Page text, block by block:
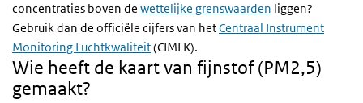
concentraties boven de wettelijke grenswaarden liggen?
Gebruik dan de officiële cijfers van hetCentraal Instrument
Monitoring Luchtkwaliteit(CIMLK).
Wie heeft de kaart van fijnstof (PM2,5)
gemaakt?